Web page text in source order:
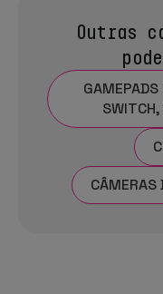
Outras
GAMEPADS
CÂMERAS